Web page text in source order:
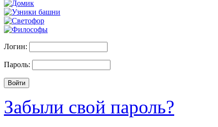
Логин:
Пароль:
Забыли свой пароль?